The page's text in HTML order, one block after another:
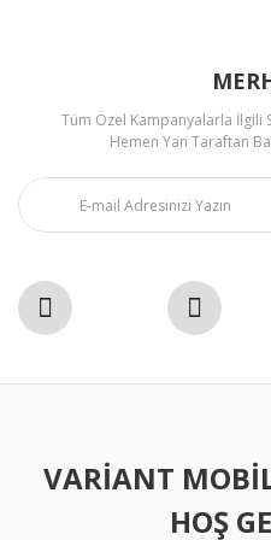
Tüm Özel Kampanyalarla İlgili
Hemen Yan Taraftan
VARIANT
HOŞ